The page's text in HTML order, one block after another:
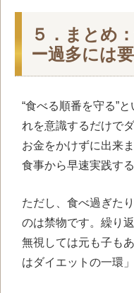
５．まとめ
ー過多には要
“食べる順番を守る”
れを意識するだけで
お金をかけずに出来
食事から早速実践す
ただし、食べ過ぎた
のは禁物です。繰り
無視しては元も子も
はダイエットの一環